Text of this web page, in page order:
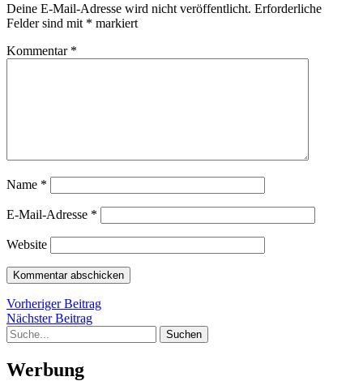
Deine E-Mail-Adresse wird nicht veröffentlicht. Erforderliche
Felder sind mit * markiert
Kommentar *
Name *
E-Mail-Adresse *
Website
Beitragsnavigation
Vorheriger BeitragVorheriger
Nächster BeitragNächster
Suche
Werbung